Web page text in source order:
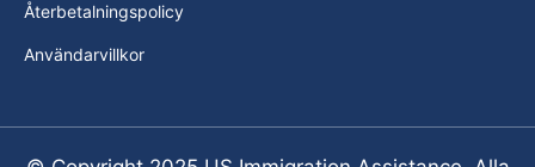
Återbetalningspolicy
Användarvillkor